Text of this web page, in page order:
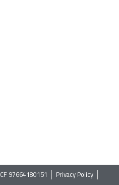
CF 97664180151
Privacy Policy